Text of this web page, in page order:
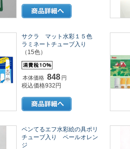
サクラ マット水彩１５色
ラミネートチューブ入り
（15色）
本体価格 848 円
税込価格932円
ペンてるエフ水彩絵の具ポリ
チューブ入り ペールオレン
ジ